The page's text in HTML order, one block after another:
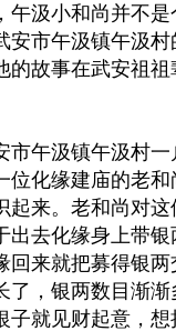
午汲小和尚并不
安市午汲镇午汲
的故事在武安祖
市午汲镇午汲村
位化缘建庙的老和
起来。老和尚对
出去化缘身上带
回来就把募得银
了，银两数目渐渐
子就见财起意，想